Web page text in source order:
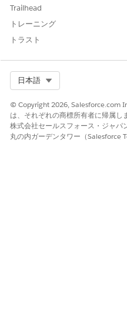
近使用したアプリ一覧から完
ユーザーに案内してください。
2.アプリケーションを完全に
停止し、セッションの非アク
うになり、接続アプリケーシ
その他のリソース
Trailhead
トレーニング
トラスト
日本語
© Copyright 2026, Salesforce.com
は、それぞれの商標所有者に帰属し
株式会社セールスフォース・ジャ
丸の内ガーデンタワー（Salesforce